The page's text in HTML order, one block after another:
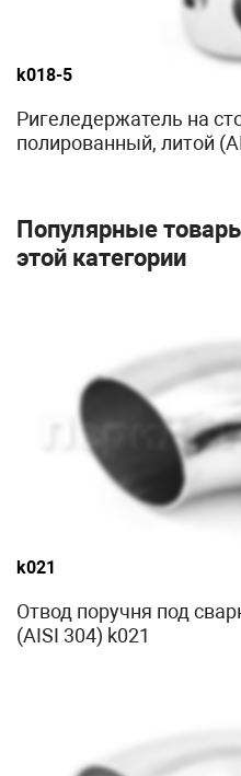
k018-5
Ригеледержатель на
полированный, литой
Популярные
этой категории
k021
Отвод поручня под
(AISI 304) k021